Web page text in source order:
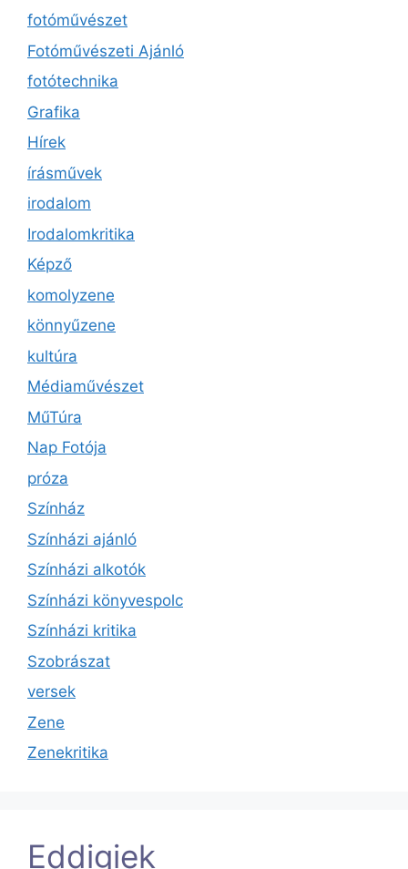
fotóművészet
Fotóművészeti Ajánló
fotótechnika
Grafika
Hírek
írásművek
irodalom
Irodalomkritika
Képző
komolyzene
könnyűzene
kultúra
Médiaművészet
MűTúra
Nap Fotója
próza
Színház
Színházi ajánló
Színházi alkotók
Színházi könyvespolc
Színházi kritika
Szobrászat
versek
Zene
Zenekritika
Eddigiek